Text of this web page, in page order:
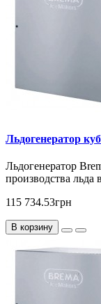
Льдогенератор
Льдогенератор
производства
115 734.53грн
В корзину